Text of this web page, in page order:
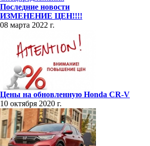
Последние новости
ИЗМЕНЕНИЕ ЦЕН!!!!
08 марта 2022 г.
Цены на обновленную Honda CR-V
10 октября 2020 г.